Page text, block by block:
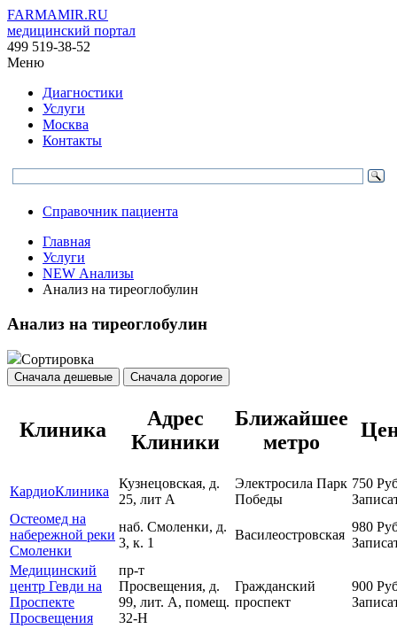
FARMAMIR.RU
медицинский портал
499 519-38-52
Меню
Диагностики
Услуги
Москва
Контакты
Справочник пациента
Главная
Услуги
NEW Анализы
Анализ на тиреоглобулин
Анализ на тиреоглобулин
Сортировка
Сначала дешевые Сначала дорогие
Клиника
Адрес
Клиники
Ближайшее
метро
КардиоКлиника
Кузнецовская, д.
25, лит А
Электросила Парк
Победы
750
Остеомед на
набережной реки
Смоленки
наб. Смоленки, д.
3, к. 1
Василеостровская
980
Медицинский
центр Гевди на
Проспекте
Просвещения
пр-т
Просвещения, д.
99, лит. А, помещ.
32-Н
Гражданский
проспект
900